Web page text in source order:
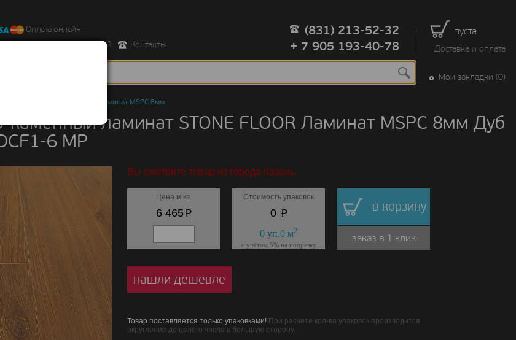
пуста
Доставка и оплата
Оплата онлайн
д.43 корпус 3
Контакты
(831) 213-52-32
+ 7 905 193-40-78
Мои закладки (0)
Ламинат MSPC 8мм
ламинат STONE FLOOR Ламинат MSPC 8мм Дуб
6 MР
Вы смотрите товар из города Казань.
Цена м.кв.
6 465p
Стоимость упаковок
0 p
0уп.0м2
с учётом 5% на подрезку
в корзину
заказ в 1 клик
нашли дешевле
Товар поставляется только упаковками! При расчете кол-ва упаковок производится
округление до целого числа в большую сторону.